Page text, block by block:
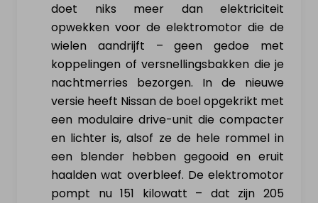
Verkoop elektrisch voertuig
NL | FR | EN
doet niks meer dan elektriciteit
opwekken voor de elektromotor die de
wielen aandrijft – geen gedoe met
koppelingen of versnellingsbakken die je
nachtmerries bezorgen. In de nieuwe
versie heeft Nissan de boel opgekrikt met
een modulaire drive-unit die compacter
en lichter is, alsof ze de hele rommel in
een blender hebben gegooid en eruit
haalden wat overbleef. De elektromotor
pompt nu 151 kilowatt – dat zijn 205